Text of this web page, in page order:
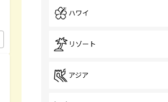
ハワイ
リゾート
アジア